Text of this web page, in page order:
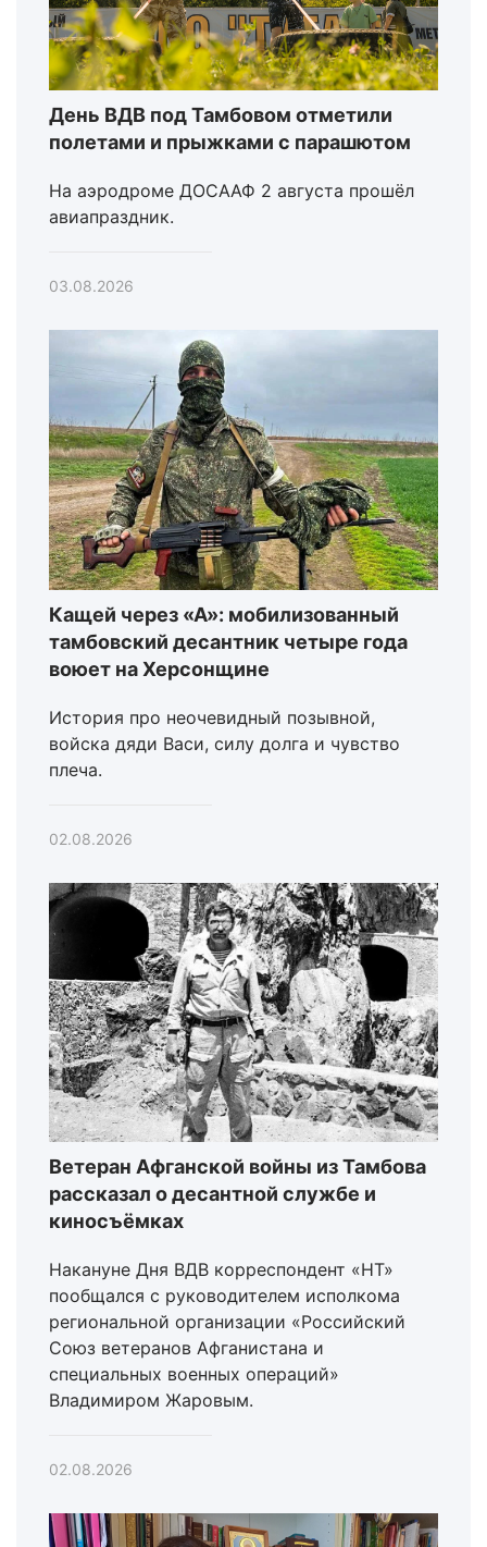
День ВДВ под Тамбовом отметили
полетами и прыжками с парашютом
На аэродроме ДОСААФ 2 августа прошёл
авиапраздник.
03.08.2026
Кащей через «А»: мобилизованный
тамбовский десантник четыре года
воюет на Херсонщине
История про неочевидный позывной,
войска дяди Васи, силу долга и чувство
плеча.
02.08.2026
Ветеран Афганской войны из Тамбова
рассказал о десантной службе и
киносъёмках
Накануне Дня ВДВ корреспондент «НТ»
пообщался с руководителем исполкома
региональной организации «Российский
Союз ветеранов Афганистана и
специальных военных операций»
Владимиром Жаровым.
02.08.2026